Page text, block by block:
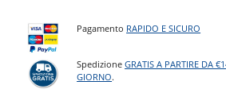
Pagamento RAPIDO E SICURO
SpedizioneGRATIS A PARTIRE DA
GIORNO.